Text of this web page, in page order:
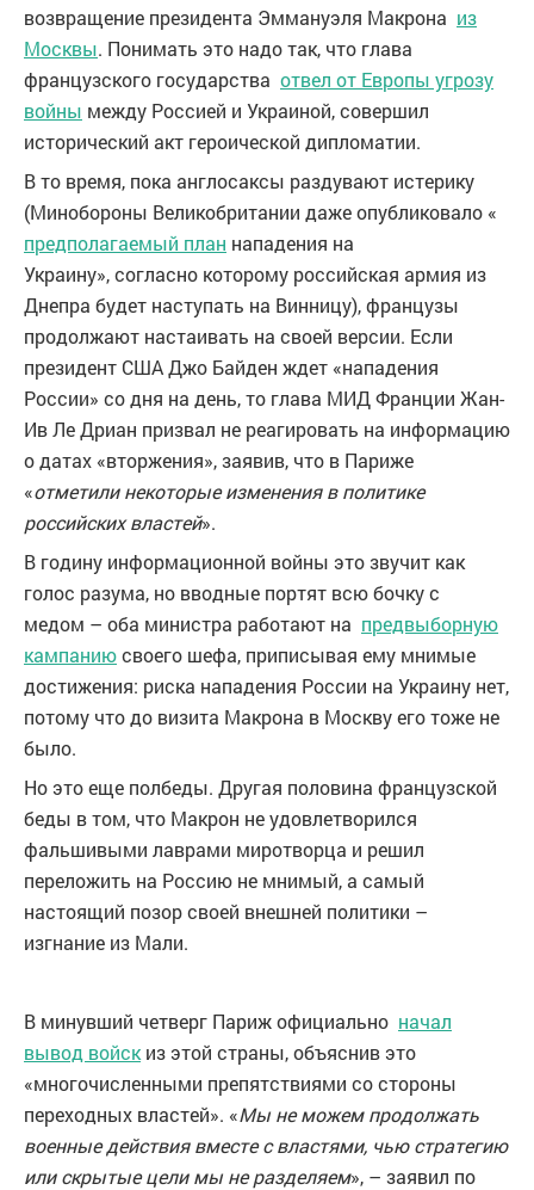
возвращение президента Эммануэля Макрона из
Москвы. Понимать это надо так, что глава
французского государства отвел от Европы угрозу
войны между Россией и Украиной, совершил
исторический акт героической дипломатии.
В то время, пока англосаксы раздувают истерику
(Минобороны Великобритании даже опубликовало «
предполагаемый план нападения на
Украину», согласно которому российская армия из
Днепра будет наступать на Винницу), французы
продолжают настаивать на своей версии. Если
президент США Джо Байден ждет «нападения
России» со дня на день, то глава МИД Франции Жан-
Ив Ле Дриан призвал не реагировать на информацию
о датах «вторжения», заявив, что в Париже
«отметили некоторые изменения в политике
российских властей».
В годину информационной войны это звучит как
голос разума, но вводные портят всю бочку с
медом – оба министра работают на предвыборную
кампаниюсвоего шефа, приписывая ему мнимые
достижения: риска нападения России на Украину нет,
потому что до визита Макрона в Москву его тоже не
было.
Но это еще полбеды. Другая половина французской
беды в том, что Макрон не удовлетворился
фальшивыми лаврами миротворца и решил
переложить на Россию не мнимый, а самый
настоящий позор своей внешней политики –
изгнание из Мали.
В минувший четверг Париж официально начал
вывод войск из этой страны, объяснив это
«многочисленными препятствиями со стороны
переходных властей». «Мы не можем продолжать
военные действия вместе с властями, чью стратегию
или скрытые цели мы не разделяем», – заявил по